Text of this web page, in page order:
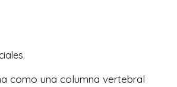
como una columna vertebral